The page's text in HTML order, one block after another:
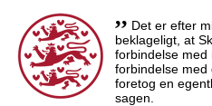
,, Det er efter
beklageligt, at
forbindelse med
forbindelse med
foretog en
sagen.